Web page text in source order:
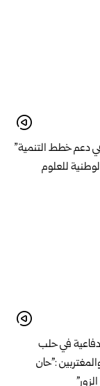
دعم خطط التنمية”
في حلب